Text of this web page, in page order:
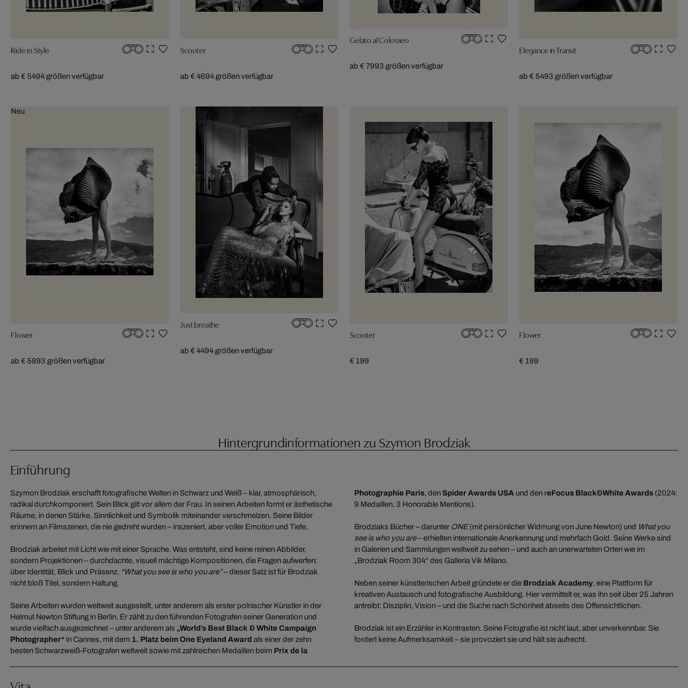
Ride in Style
ab € 5494 größen verfügbar
Scooter
ab € 4694 größen verfügbar
Gelato al Colosseo
ab € 7993 größen verfügbar
Elegance in Transit
ab € 5493 größen verfügbar
Neu
Flower
ab € 5893 größen verfügbar
Just breathe
ab € 4494 größen verfügbar
Scooter
€ 199
Flower
€ 199
Hintergrundinformationen zu Szymon Brodziak
Einführung
Szymon Brodziak erschafft fotografische Welten in Schwarz und Weiß – klar, atmosphärisch,
radikal durchkomponiert. Sein Blick gilt vor allem der Frau. In seinen Arbeiten formt er ästhetische
Räume, in denen Stärke, Sinnlichkeit und Symbolik miteinander verschmelzen. Seine Bilder
erinnern an Filmszenen, die nie gedreht wurden – inszeniert, aber voller Emotion und Tiefe.
Brodziak arbeitet mit Licht wie mit einer Sprache. Was entsteht, sind keine reinen Abbilder,
sondern Projektionen – durchdachte, visuell mächtige Kompositionen, die Fragen aufwerfen:
über Identität, Blick und Präsenz. “What you see is who you are”– dieser Satz ist für Brodziak
nicht bloß Titel, sondern Haltung.
Seine Arbeiten wurden weltweit ausgestellt, unter anderem als erster polnischer Künstler in der
Helmut Newton Stiftung in Berlin. Er zählt zu den führenden Fotografen seiner Generation und
wurde vielfach ausgezeichnet – unter anderem als „World’s Best Black & White Campaign
Photographer“ in Cannes, mit dem 1. Platz beim One Eyeland Award als einer der zehn
besten Schwarzweiß-Fotografen weltweit sowie mit zahlreichen Medaillen beim Prix de la
Photographie Paris, denSpider Awards USA und den reFocus Black&White Awards (2024:
9 Medaillen, 3 Honorable Mentions).
Brodziaks Bücher – darunter ONE(mit persönlicher Widmung von June Newton) und What you
see is who you are– erhielten internationale Anerkennung und mehrfach Gold. Seine Werke sind
in Galerien und Sammlungen weltweit zu sehen – und auch an unerwarteten Orten wie im
„Brodziak Room 304“ des Galleria Vik Milano.
Neben seiner künstlerischen Arbeit gründete er die Brodziak Academy, eine Plattform für
kreativen Austausch und fotografische Ausbildung. Hier vermittelt er, was ihn seit über 25 Jahren
antreibt: Disziplin, Vision – und die Suche nach Schönheit abseits des Offensichtlichen.
Brodziak ist ein Erzähler in Kontrasten. Seine Fotografie ist nicht laut, aber unverkennbar. Sie
fordert keine Aufmerksamkeit – sie provoziert sie und hält sie aufrecht.